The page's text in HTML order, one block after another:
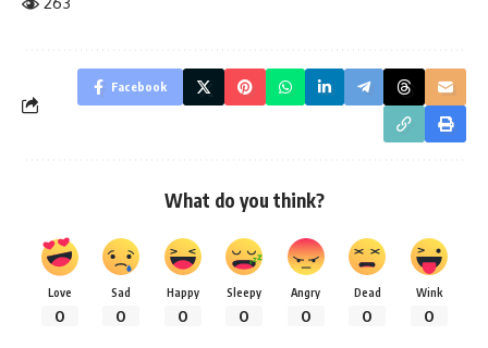
Facebook
What do you think?
Love
0
Sad
0
Happy
0
Sleepy
0
Angry
0
Dead
0
Wink
0